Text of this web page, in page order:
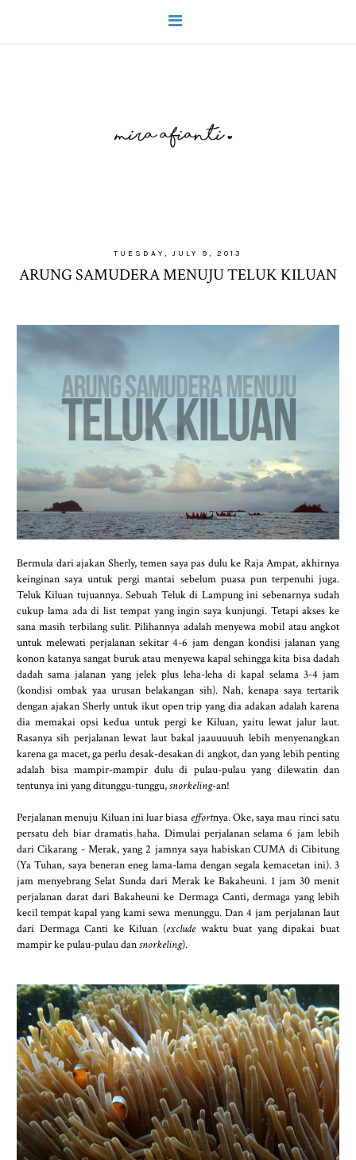
TUESDAY, JULY 9, 2013
ARUNG SAMUDERA MENUJU TELUK KILUAN
Bermula dari ajakan Sherly, temen saya pas dulu ke Raja Ampat, akhirnya
keinginan saya untuk pergi mantai sebelum puasa pun terpenuhi juga.
Teluk Kiluan tujuannya. Sebuah Teluk di Lampung ini sebenarnya sudah
cukup lama ada di list tempat yang ingin saya kunjungi. Tetapi akses ke
sana masih terbilang sulit. Pilihannya adalah menyewa mobil atau angkot
untuk melewati perjalanan sekitar 4-6 jam dengan kondisi jalanan yang
konon katanya sangat buruk atau menyewa kapal sehingga kita bisa dadah
dadah sama jalanan yang jelek plus leha-leha di kapal selama 3-4 jam
(kondisi ombak yaa urusan belakangan sih). Nah, kenapa saya tertarik
dengan ajakan Sherly untuk ikut open trip yang dia adakan adalah karena
dia memakai opsi kedua untuk pergi ke Kiluan, yaitu lewat jalur laut.
Rasanya sih perjalanan lewat laut bakal jaauuuuuh lebih menyenangkan
karena ga macet, ga perlu desak-desakan di angkot, dan yang lebih penting
adalah bisa mampir-mampir dulu di pulau-pulau yang dilewatin dan
tentunya ini yang ditunggu-tunggu,snorkeling-an!
Perjalanan menuju Kiluan ini luar biasa effortnya. Oke, saya mau rinci satu
persatu deh biar dramatis haha. Dimulai perjalanan selama 6 jam lebih
dari Cikarang - Merak, yang 2 jamnya saya habiskan CUMA di Cibitung
(Ya Tuhan, saya beneran eneg lama-lama dengan segala kemacetan ini). 3
jam menyebrang Selat Sunda dari Merak ke Bakaheuni. 1 jam 30 menit
perjalanan darat dari Bakaheuni ke Dermaga Canti, dermaga yang lebih
kecil tempat kapal yang kami sewa menunggu. Dan 4 jam perjalanan laut
dari Dermaga Canti ke Kiluan (exclude waktu buat yang dipakai buat
mampir ke pulau-pulau dansnorkeling).